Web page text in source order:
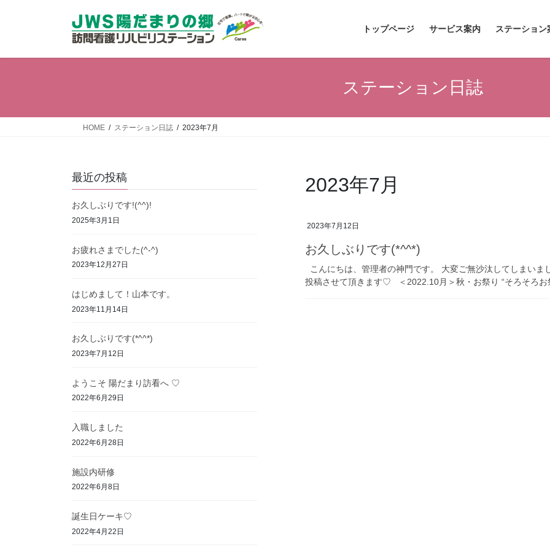
トップページ サービス案内 ステーション
ステーション日誌
HOME ステーション日誌 2023年7月
2023年7月
2023年7月12日
お久しぶりです(*^^*)
こんにちは、管理者の神門です。 大変ご無沙汰してしまい
投稿させて頂きます♡ ＜2022.10月＞秋・お祭り “そろそろ
最近の投稿
お久しぶりです!(^^)!
2025年3月1日
お疲れさまでした(^-^)
2023年12月27日
はじめまして！山本です。
2023年11月14日
お久しぶりです(*^^*)
2023年7月12日
ようこそ 陽だまり訪看へ ♡
2022年6月29日
入職しました
2022年6月28日
施設内研修
2022年6月8日
誕生日ケーキ♡
2022年4月22日